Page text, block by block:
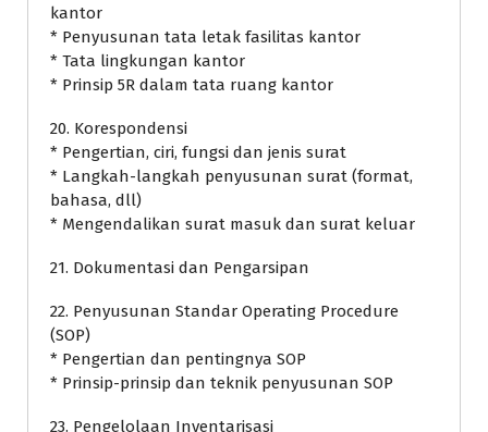
kantor
* Penyusunan tata letak fasilitas kantor
* Tata lingkungan kantor
* Prinsip 5R dalam tata ruang kantor
20. Korespondensi
* Pengertian, ciri, fungsi dan jenis surat
* Langkah-langkah penyusunan surat (format,
bahasa, dll)
* Mengendalikan surat masuk dan surat keluar
21. Dokumentasi dan Pengarsipan
22. Penyusunan Standar Operating Procedure
(SOP)
* Pengertian dan pentingnya SOP
* Prinsip-prinsip dan teknik penyusunan SOP
23. Pengelolaan Inventarisasi